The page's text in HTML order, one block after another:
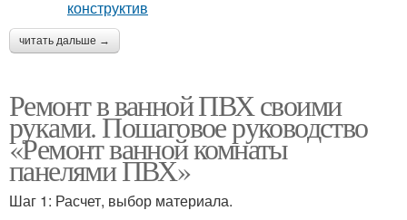
читать дальше →
Ремонт в ванной ПВХ своими
руками. Пошаговое руководство
«Ремонт ванной комнаты
панелями ПВХ»
Шаг 1: Расчет, выбор материала.